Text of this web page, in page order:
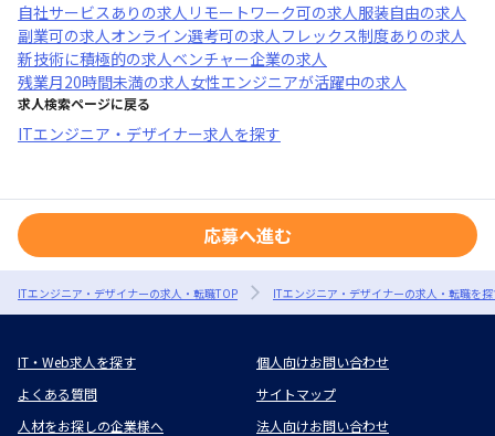
自社サービスあり の求人 リモートワーク可の求人服装自由の求人
副業可の求人オンライン選考可の求人フレックス制度あり の求人
新技術に積極的の求人ベンチャー企業の求人
残業月20時間未満の求人女性エンジニアが活躍中の求人
求人検索ページに戻る
ITエンジニア・デザイナー求人を探す
応募へ進む
ITエンジニア・デザイナーの求人・転職TOP ITエンジニア・デザイナーの求人・転職を
IT・Web求人を探す
個人向けお問い合わせ
よくある質問
サイトマップ
人材をお探しの企業様へ
法人向けお問い合わせ